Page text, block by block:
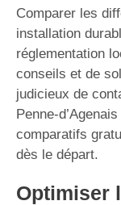
Comparer les
installation
réglementation
conseils et de
judicieux de
Penne-
comparatifs
dès le départ.
Optimiser